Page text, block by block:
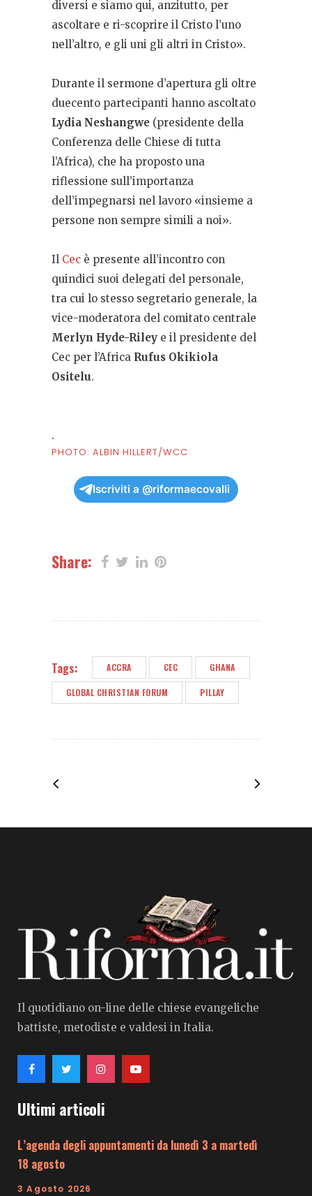
diversi e siamo qui, anzitutto, per
ascoltare e ri-scoprire il Cristo l’uno
nell’altro, e gli uni gli altri in Cristo».
Durante il sermone d’apertura gli oltre
duecento partecipanti hanno ascoltato
Lydia Neshangwe (presidente della
Conferenza delle Chiese di tutta
l’Africa), che ha proposto una
riflessione sull’importanza
dell’impegnarsi nel lavoro «insieme a
persone non sempre simili a noi».
Il Cec è presente all’incontro con
quindici suoi delegati del personale,
tra cui lo stesso segretario generale, la
vice-moderatora del comitato centrale
Merlyn Hyde-Riley e il presidente del
Cec per l’Africa Rufus Okikiola
Ositelu.
.
PHOTO: ALBIN HILLERT/WCC
Iscriviti a @riformaecovalli
Share:
Tags: ACCRA CEC GHANA
GLOBAL CHRISTIAN FORUM PILLAY
Il quotidiano on-line delle chiese evangeliche
battiste, metodiste e valdesi in Italia.
Ultimi articoli
L’agenda degli appuntamenti da lunedì 3 a martedì
18 agosto
3 Agosto 2026